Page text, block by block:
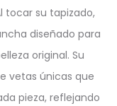
tocar su tapizado,
diseñado para
original. Su
vetas únicas que
pieza, reflejando